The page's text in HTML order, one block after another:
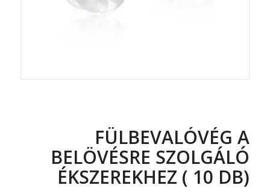
FÜLBEVALÓVÉG A
BELÖVÉSRE SZOLGÁLÓ
ÉKSZEREKHEZ ( 10 DB)